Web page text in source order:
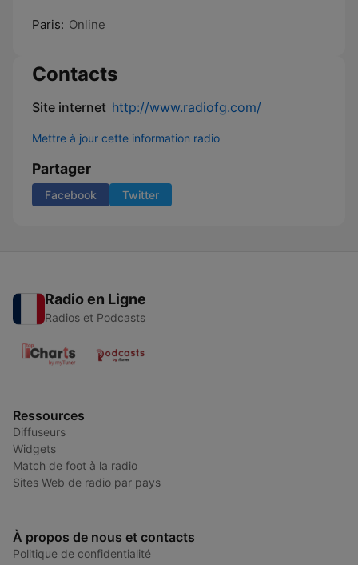
Paris: Online
Contacts
Site internet http://www.radiofg.com/
Mettre à jour cette information radio
Partager
Facebook Twitter
Radio en Ligne
Radios et Podcasts
Ressources
Diffuseurs
Widgets
Match de foot à la radio
Sites Web de radio par pays
À propos de nous et contacts
Politique de confidentialité